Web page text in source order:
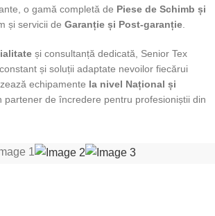
o gamă completă de Piese de Schimb și
și servicii de Garanție și Post-garanție
și consultanță dedicată, Senior Tex
și soluții adaptate nevoilor fiecărui
echipamente la nivel Național și
partener de încredere pentru profesioniștii din